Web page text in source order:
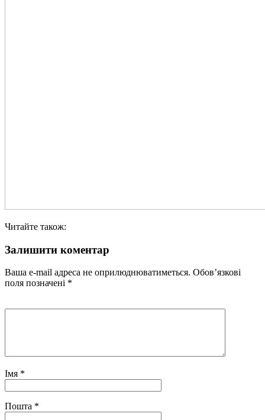
Читайте також:
Залишити коментар
Ваша e-mail адреса не оприлюднюватиметься. Обов’язкові
поля позначені *
Імя *
Пошта *